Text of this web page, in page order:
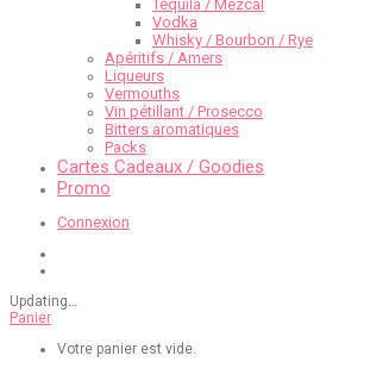
Tequila / Mezcal
Vodka
Whisky / Bourbon / Rye
Apéritifs / Amers
Liqueurs
Vermouths
Vin pétillant / Prosecco
Bitters aromatiques
Packs
Cartes Cadeaux / Goodies
Promo
Connexion
Updating…
Panier
Votre panier est vide.